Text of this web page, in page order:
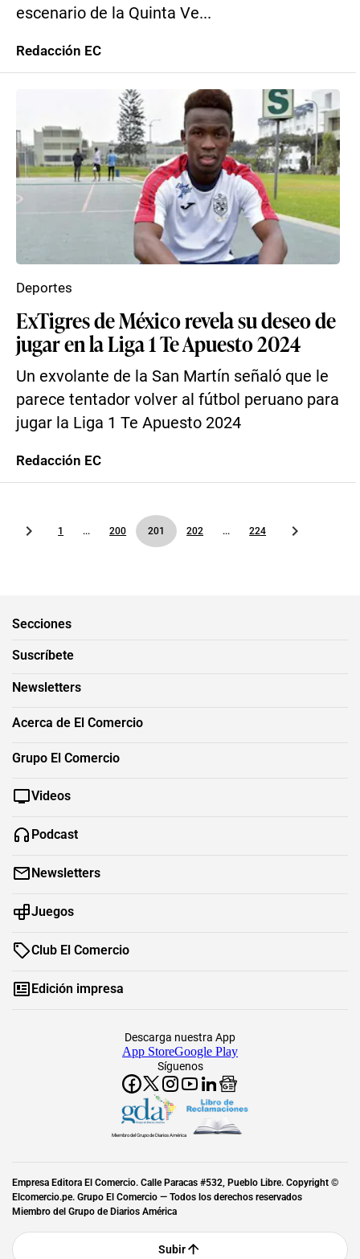
escenario de la Quinta Ve...
Redacción EC
ExTigres de México revela su deseo de
jugar en la Liga 1 Te Apuesto 2024
Un exvolante de la San Martín señaló que le
parece tentador volver al fútbol peruano para
jugar la Liga 1 Te Apuesto 2024
Deportes
Redacción EC
1 ... 200 201 202 ... 224
Secciones
Suscríbete
Newsletters
Acerca de El Comercio
Grupo El Comercio
Videos
Podcast
Newsletters
Juegos
Club El Comercio
Edición impresa
Síguenos
Descarga nuestra App
App StoreGoogle Play
Miembro del Grupo de Diarios América
Empresa Editora El Comercio. Calle Paracas #532, Pueblo Libre. Copyright ©
Elcomercio.pe. Grupo El Comercio — Todos los derechos reservados
Miembro del Grupo de Diarios América
Subir